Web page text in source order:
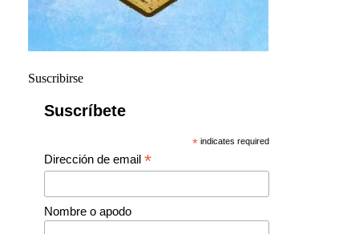
Suscribirse
Suscríbete
* indicates required
Dirección de email *
Nombre o apodo